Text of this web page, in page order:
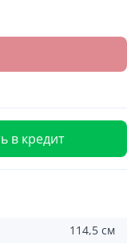
в кредит
114,5 см